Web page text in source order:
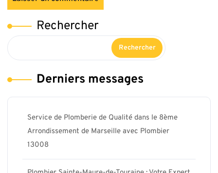
Rechercher
Rechercher
Derniers messages
Service de Plomberie de Qualité dans le 8ème
Arrondissement de Marseille avec Plombier
13008